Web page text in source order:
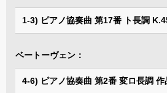
1-3) ピアノ協奏曲 第17番 ト長調
ベートーヴェン：
4-6) ピアノ協奏曲 第2番 変ロ長調 作